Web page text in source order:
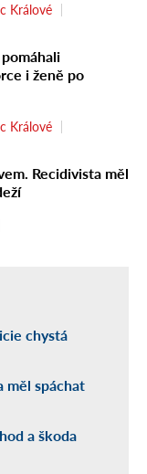
Králové
i ženě po
Králové
Recidivista měl
chystá
měl spáchat
a škoda